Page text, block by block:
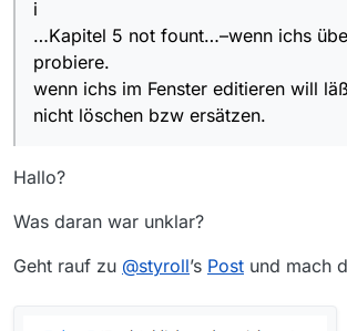
i
…Kapitel 5 not fount…–wenn ichs
probiere.
wenn ichs im Fenster editieren will
nicht löschen bzw ersätzen.
Hallo?
Was daran war unklar?
Geht rauf zu @styroll’s Post und mach